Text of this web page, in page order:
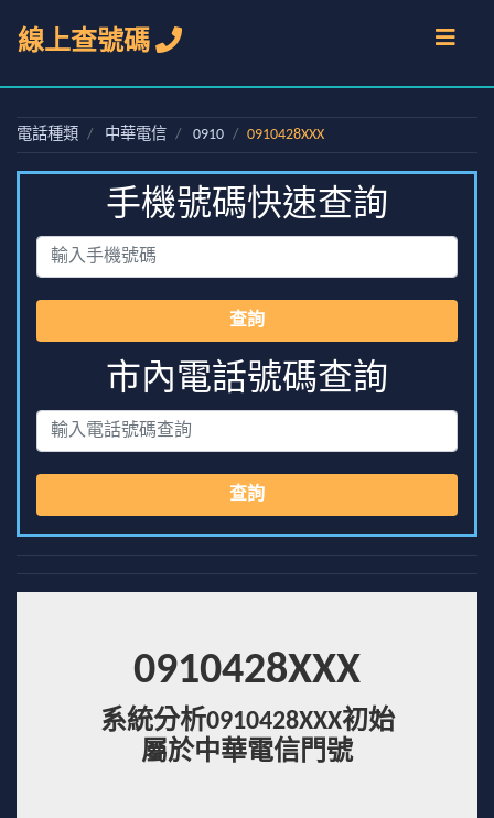
線上查號碼
電話種類 中華電信 0910 0910428XXX
手機號碼快速查詢
查詢
市內電話號碼查詢
查詢
0910428XXX
系統分析0910428XXX初始
屬於中華電信門號